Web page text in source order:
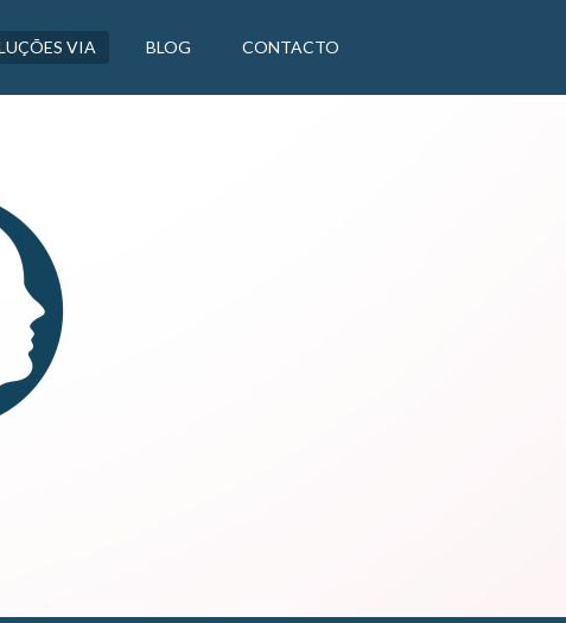
VIA BLOG CONTACTO